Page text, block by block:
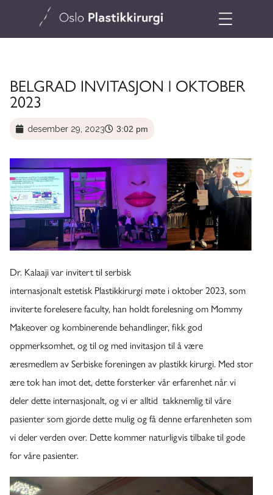
BELGRAD INVITASJON l OKTOBER
2023
desember 29, 2023 3:02 pm
Dr. Kalaaji var invitert til serbisk
internasjonalt estetisk Plastikkirurgi møte i oktober 2023, som
inviterte forelesere faculty, han holdt forelesning om Mommy
Makeover og kombinerende behandlinger, fikk god
oppmerksomhet, og til og med invitasjon til å være
æresmedlem av Serbiske foreningen av plastikk kirurgi. Med stor
ære tok han imot det, dette forsterker vår erfarenhet når vi
deler dette internasjonalt, og vi er alltid takknemlig til våre
pasienter som gjorde dette mulig og få denne erfarenheten som
vi deler verden over. Dette kommer naturligvis tilbake til gode
for våre pasienter.